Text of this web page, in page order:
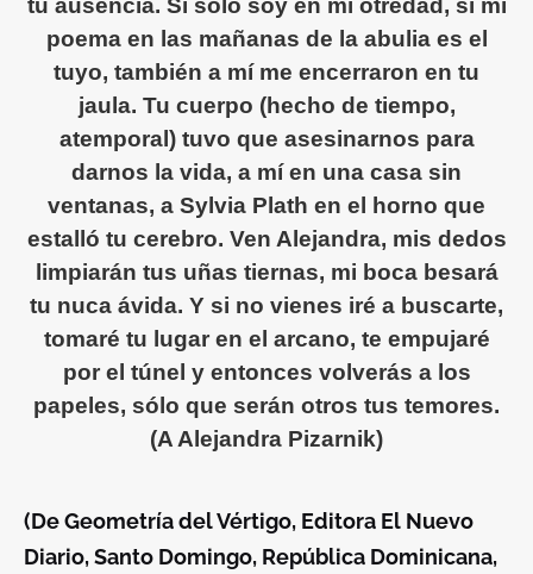
poema en las mañanas de la abulia es el
tuyo, también a mí me encerraron en tu
jaula. Tu cuerpo (hecho de tiempo,
atemporal) tuvo que asesinarnos para
darnos la vida, a mí en una casa sin
ventanas, a Sylvia Plath en el horno que
estalló tu cerebro. Ven Alejandra, mis dedos
limpiarán tus uñas tiernas, mi boca besará
tu nuca ávida. Y si no vienes iré a buscarte,
tomaré tu lugar en el arcano, te empujaré
por el túnel y entonces volverás a los
papeles, sólo que serán otros tus temores.
(A Alejandra Pizarnik)
(DeGeometría del Vértigo, Editora El Nuevo
Diario, Santo Domingo, República Dominicana,